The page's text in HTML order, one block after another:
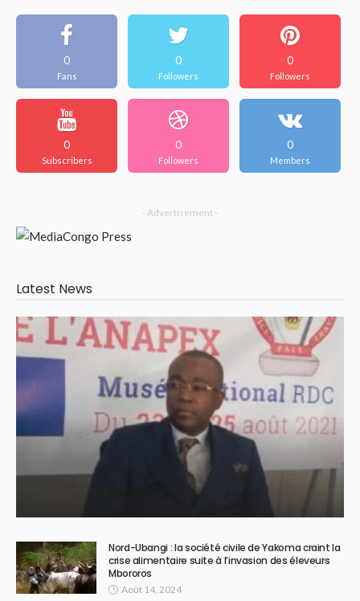
0
Fans
0
Followers
0
Followers
0
Subscribers
0
Followers
0
Members
- Advertisement -
Latest News
Nord-Ubangi : la société civile de Yakoma craint la
crise alimentaire suite à l’invasion des éleveurs
Mbororos
Août 14, 2024